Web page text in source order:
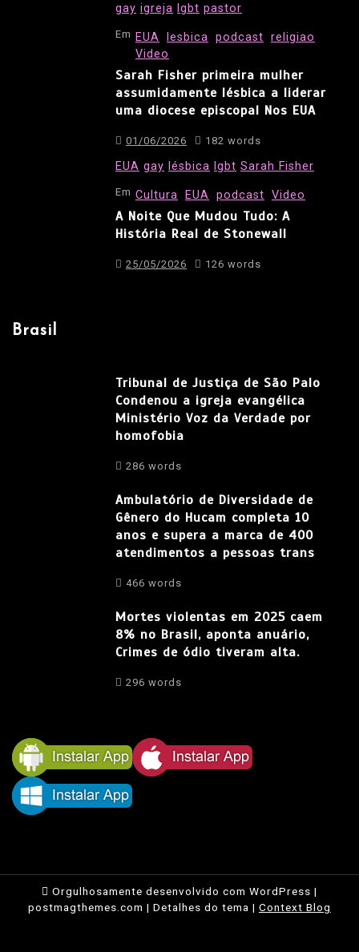
gay igreja lgbt pastor
Em EUA lesbica podcast religiao
Video
Sarah Fisher primeira mulher
assumidamente lésbica a liderar
uma diocese episcopal Nos EUA
01/06/2026 182 words
EUA gay lésbica lgbt Sarah Fisher
Em Cultura EUA podcast Video
A Noite Que Mudou Tudo: A
História Real de Stonewall
25/05/2026 126 words
Brasil
Tribunal de Justiça de São Palo
Condenou a igreja evangélica
Ministério Voz da Verdade por
homofobia
286 words
Ambulatório de Diversidade de
Gênero do Hucam completa 10
anos e supera a marca de 400
atendimentos a pessoas trans
466 words
Mortes violentas em 2025 caem
8% no Brasil, aponta anuário,
Crimes de ódio tiveram alta.
296 words
Orgulhosamente desenvolvido com WordPress |
postmagthemes.com | Detalhes do tema | Context Blog